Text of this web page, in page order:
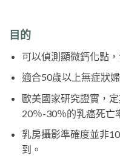
目的
可以偵測顯微鈣化點
適合50歲以上無症狀
歐美國家研究證實，
20％-30％的乳癌死亡
乳房攝影準確度並非
到。